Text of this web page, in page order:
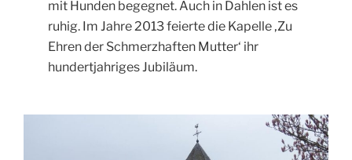
mit Hunden begegnet. Auch in Dahlen ist es
ruhig. Im Jahre 2013 feierte die Kapelle ‚Zu
Ehren der Schmerzhaften Mutter‘ ihr
hundertjahriges Jubiläum.